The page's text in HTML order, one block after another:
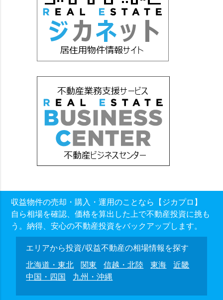
収益物件の売却・購入・運用のことなら【ジカプロ】
自ら相場を確認、価格を算出した上で不動産投資に挑も
う。納得、安心の不動産投資をバックアップします。
エリアから投資/収益不動産の相場情報を探す
北海道・東北
関東 信越・北陸 東海
近畿
中国・四国
九州・沖縄